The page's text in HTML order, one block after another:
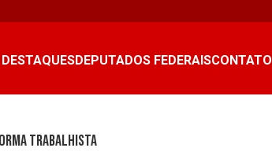
DESTAQUESDEPUTADOS FEDERAISCONTATO
trabalhista